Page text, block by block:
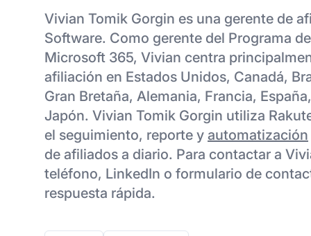
Vivian Tomik Gorgin es una gerente de
Software. Como gerente del Programa
Microsoft 365, Vivian centra
afiliación en Estados Unidos, Canadá,
Gran Bretaña, Alemania, Francia,
Japón. Vivian Tomik Gorgin utiliza
el seguimiento, reporte y automatización
de afiliados a diario. Para contactar a
teléfono, LinkedIn o formulario de
respuesta rápida.